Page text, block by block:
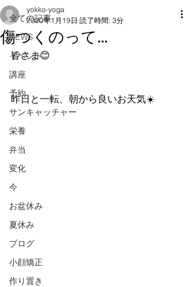
全ての記事
NEWS
イベント
講座
予約
サンキャッチャー
栄養
弁当
変化
今
お盆休み
夏休み
ブログ
小顔矯正
作り置き
傷つくのって…
yokko-yoga
2020年1月19日 読了時間: 3分
皆さま😊
昨日と一転、朝から良いお天気☀️